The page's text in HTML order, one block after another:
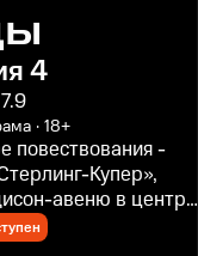
4
18+
повествования -
Купер»,
авеню в центре